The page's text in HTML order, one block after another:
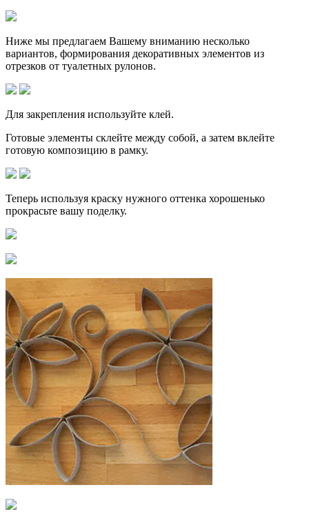
Ниже мы предлагаем Вашему вниманию несколько
вариантов, формирования декоративных элементов из
отрезков от туалетных рулонов.
Для закрепления используйте клей.
Готовые элементы склейте между собой, а затем вклейте
готовую композицию в рамку.
Теперь используя краску нужного оттенка хорошенько
прокрасьте вашу поделку.